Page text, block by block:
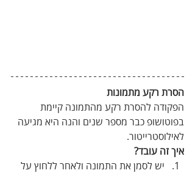
הסרת רקע מתמונות
הפקודה להסרת רקע מהתמונה קיימת
בפוטושופ כבר מספר שנים והנה היא מגיעה
לאילוסטרייטור.
איך זה עובד?
יש לסמן את התמונה ולאחר ללחוץ על